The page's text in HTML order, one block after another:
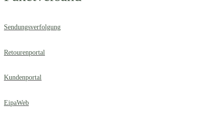
Sendungsverfolgung
Retourenportal
Kundenportal
EipaWeb